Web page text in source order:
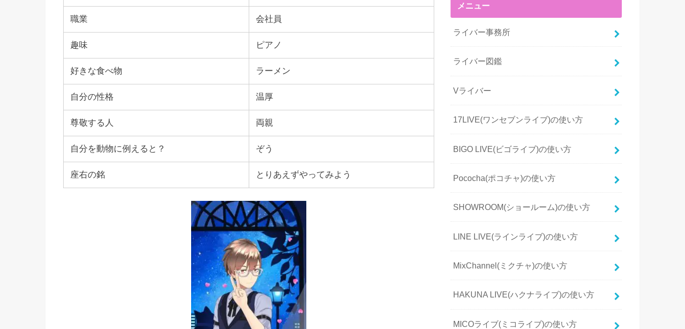
職業 会社員
趣味 ピアノ
好きな食べ物 ラーメン
自分の性格 温厚
尊敬する人 両親
自分を動物に例えると？ ぞう
座右の銘 とりあえずやってみよう
メニュー
ライバー事務所
ライバー図鑑
Vライバー
17LIVE(ワンセブンライブ)の使い方
BIGO LIVE(ビゴライブ)の使い方
Pococha(ポコチャ)の使い方
SHOWROOM(ショールーム)の使い方
LINE LIVE(ラインライブ)の使い方
MixChannel(ミクチャ)の使い方
HAKUNA LIVE(ハクナライブ)の使い方
MICOライブ(ミコライブ)の使い方